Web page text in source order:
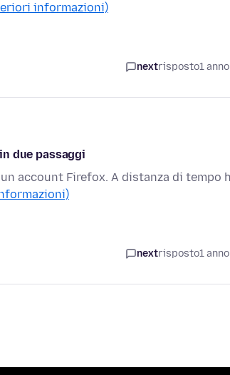
informazioni)
nextrisposto1
due passaggi
account Firefox. A distanza di tempo
nextrisposto1